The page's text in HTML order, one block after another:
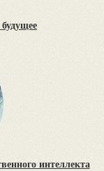
интеллекта